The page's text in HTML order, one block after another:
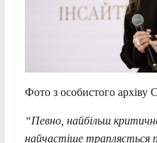
Фото з особистого архіву
“Певно, найбільш
найчастіше трапляється